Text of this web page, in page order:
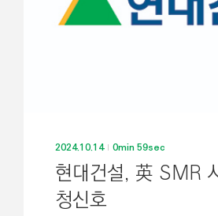
2024.10.14 0min 59sec
현대건설, 英 SMR
청신호